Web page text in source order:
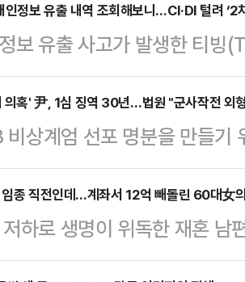
회관계망서비스(SNS)에는
즐기는 모습이 담긴 사진과
해 53세인 배용준은 모자
었다.배용준을 직접 목격한
잘한 모습이었다"며 "건강
어 "온라인에 …
인정보 유출 내역 조회해보니…CI·DI 털려 ‘2
보 유출 사고가 발생한 티빙
조회 서비스를 시작했다.11
조회 안내’를 공지하고, 회
을 확인할 수 있도록 했다.
에 따른 후속 대응이다.티빙
에 외부의 비인가 접근이 있
했다고 밝힌 바 있다. 이후
부 …
의혹' 尹, 1심 징역 30년…법원 "군사작전 외
비상계엄 선포 명분을 만들기
재판에 넘겨진 윤석열 전
일 법조계에 따르면 서울중
전 대통령의 일반이적 및
선고했다.함께 재판에 넘겨
종 직전인데…계좌서 12억 빼돌린 60대女
하로 생명이 위독한 재혼 남
60대 아내가 징역형의 집행